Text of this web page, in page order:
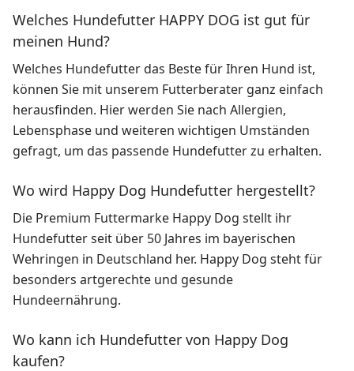
Welches Hundefutter HAPPY DOG ist gut für
meinen Hund?
Welches Hundefutter das Beste für Ihren Hund ist,
können Sie mit unserem Futterberater ganz einfach
herausfinden. Hier werden Sie nach Allergien,
Lebensphase und weiteren wichtigen Umständen
gefragt, um das passende Hundefutter zu erhalten.
Wo wird Happy Dog Hundefutter hergestellt?
Die Premium Futtermarke Happy Dog stellt ihr
Hundefutter seit über 50 Jahres im bayerischen
Wehringen in Deutschland her. Happy Dog steht für
besonders artgerechte und gesunde
Hundeernährung.
Wo kann ich Hundefutter von Happy Dog
kaufen?